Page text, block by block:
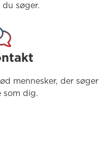
søger.
mennesker, der søger
som dig.